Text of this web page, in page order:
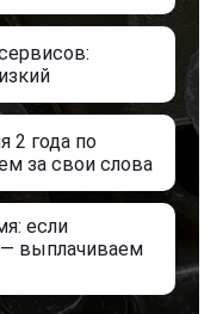
2 года по
за свои слова
если
выплачиваем